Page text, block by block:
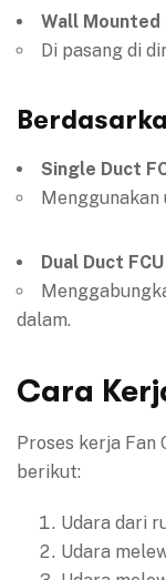
Wall Mounted
Di pasang di
Single Duct
Dual Duct FCU
dalam.
Cara
Proses kerja Fan
berikut:
Udara dari
Udara